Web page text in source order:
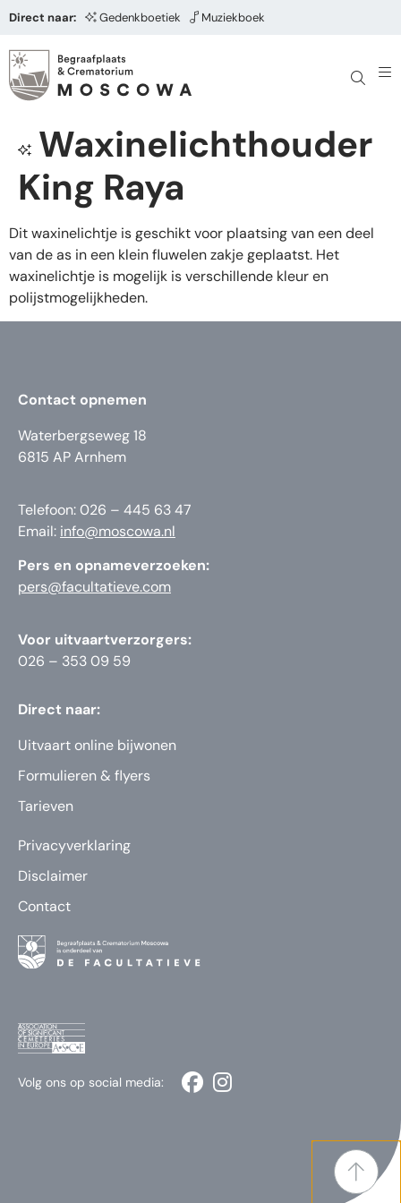
Direct naar: Gedenkboetiek Muziekboek
Waxinelichthouder
King Raya
Dit waxinelichtje is geschikt voor plaatsing van een deel
van de as in een klein fluwelen zakje geplaatst. Het
waxinelichtje is mogelijk is verschillende kleur en
polijstmogelijkheden.
Contact opnemen
Waterbergseweg 18
6815 AP Arnhem
Telefoon: 026 – 445 63 47
Email: info@moscowa.nl
Pers en opnameverzoeken:
pers@facultatieve.com
Voor uitvaartverzorgers:
026 – 353 09 59
Direct naar:
Uitvaart online bijwonen
Formulieren & flyers
Tarieven
Privacyverklaring
Disclaimer
Contact
Volg ons op social media: